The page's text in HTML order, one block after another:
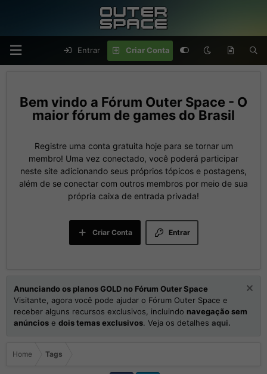
Entrar Criar Conta
Fórum Outer Space - O
maior fórum de games do Brasil
Registre uma conta gratuita hoje para se tornar um
membro! Uma vez conectado, você poderá participar
neste site adicionando seus próprios tópicos e postagens,
além de se conectar com outros membros por meio de sua
própria caixa de entrada privada!
Entrar
Criar Conta
Anunciando os planos GOLD no Fórum Outer Space
Visitante, agora você pode ajudar o Fórum Outer Space e
receber alguns recursos exclusivos, incluindo navegação sem
anúncios e dois temas exclusivos. Veja os detalhes aqui.
Home Tags